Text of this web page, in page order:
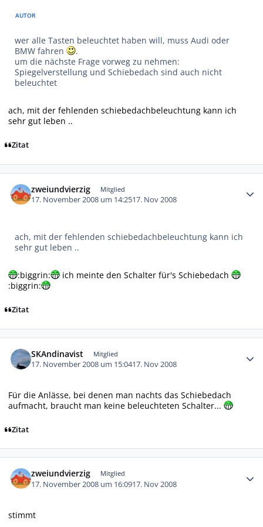
AUTOR
wer alle Tasten beleuchtet haben will, muss Audi oder
BMW fahren
.
um die nächste Frage vorweg zu nehmen:
Spiegelverstellung und Schiebedach sind auch nicht
beleuchtet
ach, mit der fehlenden schiebedachbeleuchtung kann ich
sehr gut leben ..
Zitat
zweiundvierzig Mitglied
17. November 2008 um 14:2517. Nov 2008
ach, mit der fehlenden schiebedachbeleuchtung kann ich
sehr gut leben ..
:biggrin:
ich meinte den Schalter für's Schiebedach
:biggrin:
Zitat
SKAndinavist Mitglied
17. November 2008 um 15:0417. Nov 2008
Für die Anlässe, bei denen man nachts das Schiebedach
aufmacht, braucht man keine beleuchteten Schalter...
Zitat
zweiundvierzig Mitglied
17. November 2008 um 16:0917. Nov 2008
stimmt